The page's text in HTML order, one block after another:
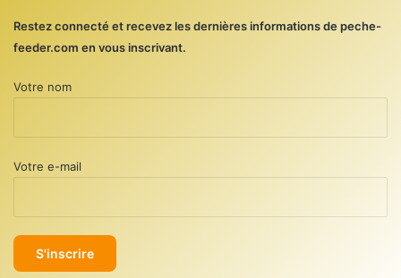
Restez connecté et recevez les dernières informations de peche-
feeder.com en vous inscrivant.
Votre nom
Votre e-mail